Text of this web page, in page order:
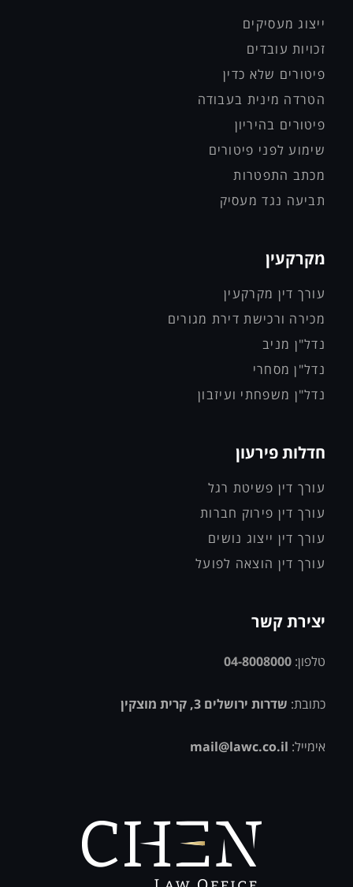
ייצוג מעסיקים
זכויות עובדים
פיטורים שלא כדין
הטרדה מינית בעבודה
פיטורים בהיריון
שימוע לפני פיטורים
מכתב התפטרות
תביעה נגד מעסיק
מקרקעין
עורך דין מקרקעין
מכירה ורכישת דירת מגורים
נדל"ן מניב
נדל"ן מסחרי
נדל"ן משפחתי ועיזבון
חדלות פירעון
עורך דין פשיטת רגל
עורך דין פירוק חברות
עורך דין ייצוג נושים
עורך דין הוצאה לפועל
יצירת קשר
טלפון: 04-8008000
כתובת: שדרות ירושלים 3, קרית מוצקין
אימייל: mail@lawc.co.il